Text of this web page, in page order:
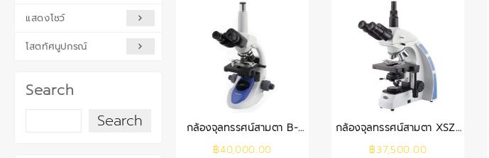
แสดงโชว์
โสตทัศนูปกรณ์
Search
Search
กล้องจุลทรรศน์สามตา B-
193PL (OPTIKA)
฿40,000.00
กล้องจุลทรรศน์สามตา XSZ-
166T
฿37,500.00